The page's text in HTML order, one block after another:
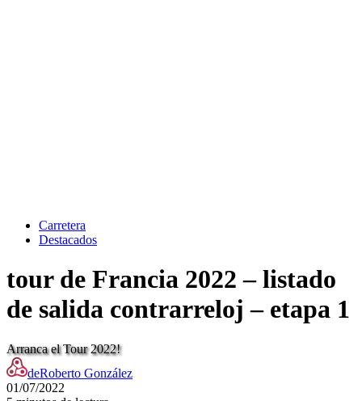
Carretera
Destacados
tour de Francia 2022 – listado
de salida contrarreloj – etapa 1
Arranca el Tour 2022!
deRoberto González
01/07/2022